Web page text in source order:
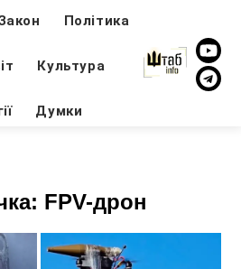
Політика
Культура
Думки
FPV-дрон